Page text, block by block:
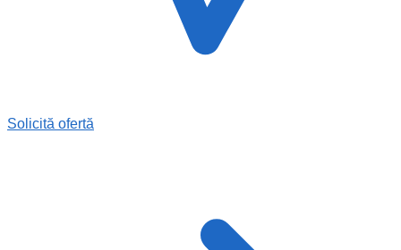
Solicită ofertă